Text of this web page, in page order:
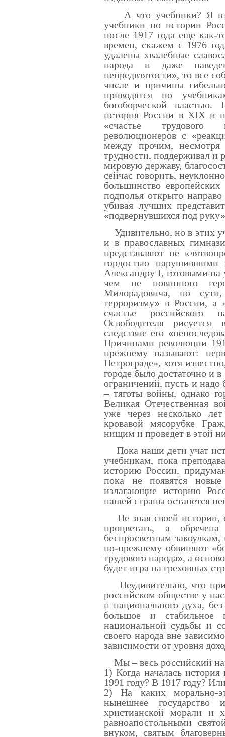
А что учебники? Я
учебники по истории
после 1917 года еще как-
времен, скажем с 1976
удалены хвалебные
народа и даже
непредвзятости», то все
числе и причины
приводятся по
богоборческой
история России в XIX и
«счастье трудового
революционеров с
между прочим, несмотря
трудности, поддерживал и
мировую державу,
сейчас говорить,
большинство
подполья открыто
убивая лучших
«подвернувшихся под
Удивительно, но в этих
и в православных
представляют не
гордостью нарушившими
Александру I, готовыми
чем не повинного
Милорадовича, по
терроризму» в России, а
счастье российского
Освободителя
следствие его
Причинами революции
прежнему называют:
Петрограде», хотя
городе было достаточно и
ограничений, пусть и надо
– тяготы войны, однако
Великая Отечественная
уже через несколько
кровавой мясорубке
нищим и проведет в этой
Пока наши дети учат
учебникам, пока
историю России,
пока не появятся
излагающие историю
нашей страны останется
Не зная своей истории,
процветать, а
беспросветным закоулкам,
по-прежнему обвиняют
трудового народа», а
будет игра на греховных
Неудивительно, что при
российском обществе у
и национального духа,
большое и стабильное
национальной судьбы и
своего народа вне
зависимости от уровня
Мы – весь российский
1) Когда началась
1991 году? В 1917 году?
2) На каких морально-
нынешнее
христианской морали и
равноапостольными
внуком, святым